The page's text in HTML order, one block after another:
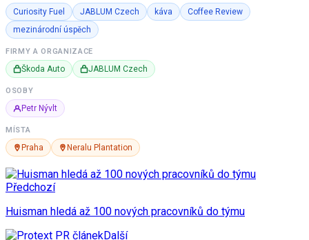
Curiosity Fuel JABLUM Czech káva
Coffee Review
mezinárodní úspěch
FIRMY A ORGANIZACE
Škoda Auto JABLUM Czech
OSOBY
Petr Nývlt
MÍSTA
Praha Neralu Plantation
Předchozí
Huisman hledá až 100 nových pracovníků do týmu
Další